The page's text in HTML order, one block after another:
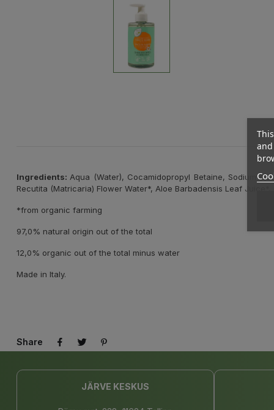
Ingredients: Aqua (Water), Cocamidopropyl Betaine, Sodium
Recutita (Matricaria) Flower Water*, Aloe Barbadensis Leaf
*from organic farming
97,0% natural origin out of the total
12,0% organic out of the total minus water
Made in Italy.
Share
JÄRVE KESKUS